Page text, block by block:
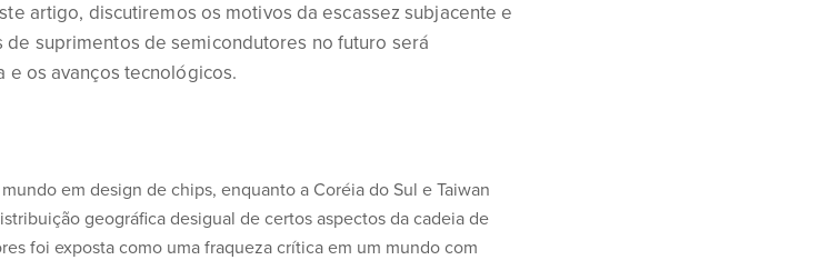
artigo, discutiremos os motivos da escassez subjacente e
de suprimentos de semicondutores no futuro será
os avanços tecnológicos.
em design de chips, enquanto a Coréia do Sul e Taiwan
geográfica desigual de certos aspectos da cadeia de
foi exposta como uma fraqueza crítica em um mundo com